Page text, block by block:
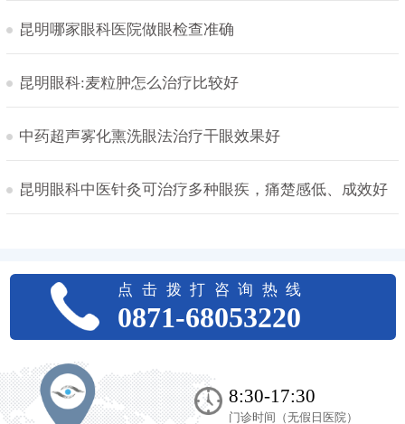
昆明哪家眼科医院做眼检查准确
昆明眼科:麦粒肿怎么治疗比较好
中药超声雾化熏洗眼法治疗干眼效果好
昆明眼科中医针灸可治疗多种眼疾，痛楚感低、成效好
点击拨打咨询热线
0871-68053220
8:30-17:30
门诊时间（无假日医院）